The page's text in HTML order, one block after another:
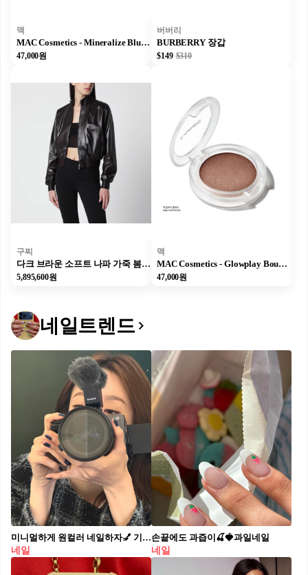
맥
MAC Cosmetics - Mineralize Blush - 스위트 이너프 - 4gm/0.14 oz
47,000원
버버리
BURBERRY 장갑
$149 $310
구찌
다크 브라운 소프트 나파 가죽 봄버 자켓
5,895,600원
맥
MAC Cosmetics - Glowplay Bouncy Highlighter - Sepia Skies 세피아 스카이스 - 7.3gm/0.25 oz
47,000원
네일트렌드
미니멀하게 원컬러 네일하자💅 기분 전환은 톤만 바꿔도 충분해🍦🫧
네일
손끝에도 과즙이🍒🍓과일네일
네일